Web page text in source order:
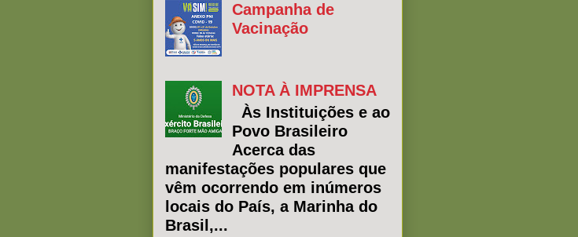
Campanha de
Vacinação
NOTA À IMPRENSA
Às Instituições e ao
Povo Brasileiro
Acerca das
manifestações populares que
vêm ocorrendo em inúmeros
locais do País, a Marinha do
Brasil,...